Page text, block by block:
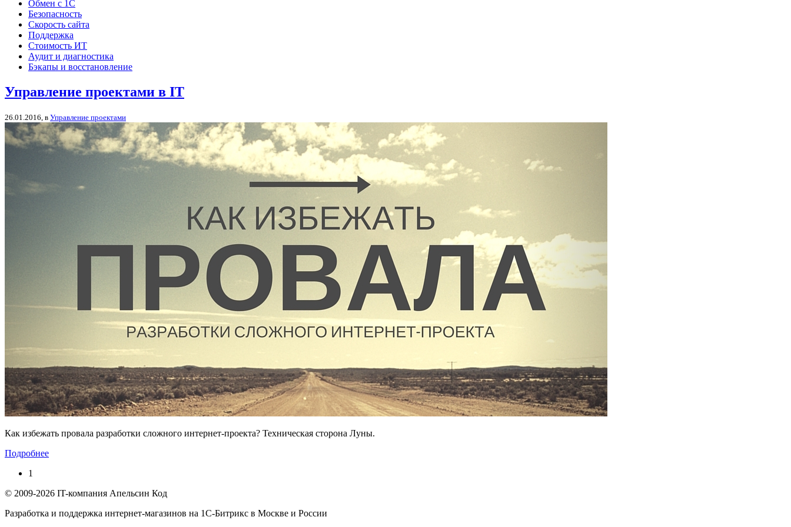
Обмен с 1С
Безопасность
Скорость сайта
Поддержка
Стоимость ИТ
Аудит и диагностика
Бэкапы и восстановление
Управление проектами в IT
26.01.2016, в Управление проектами
Как избежать провала разработки сложного интернет-проекта? Техническая сторона Луны.
Подробнее
1
© 2009-2026 IT-компания Апельсин Код
Разработка и поддержка интернет-магазинов на 1С-Битрикс в Москве и России